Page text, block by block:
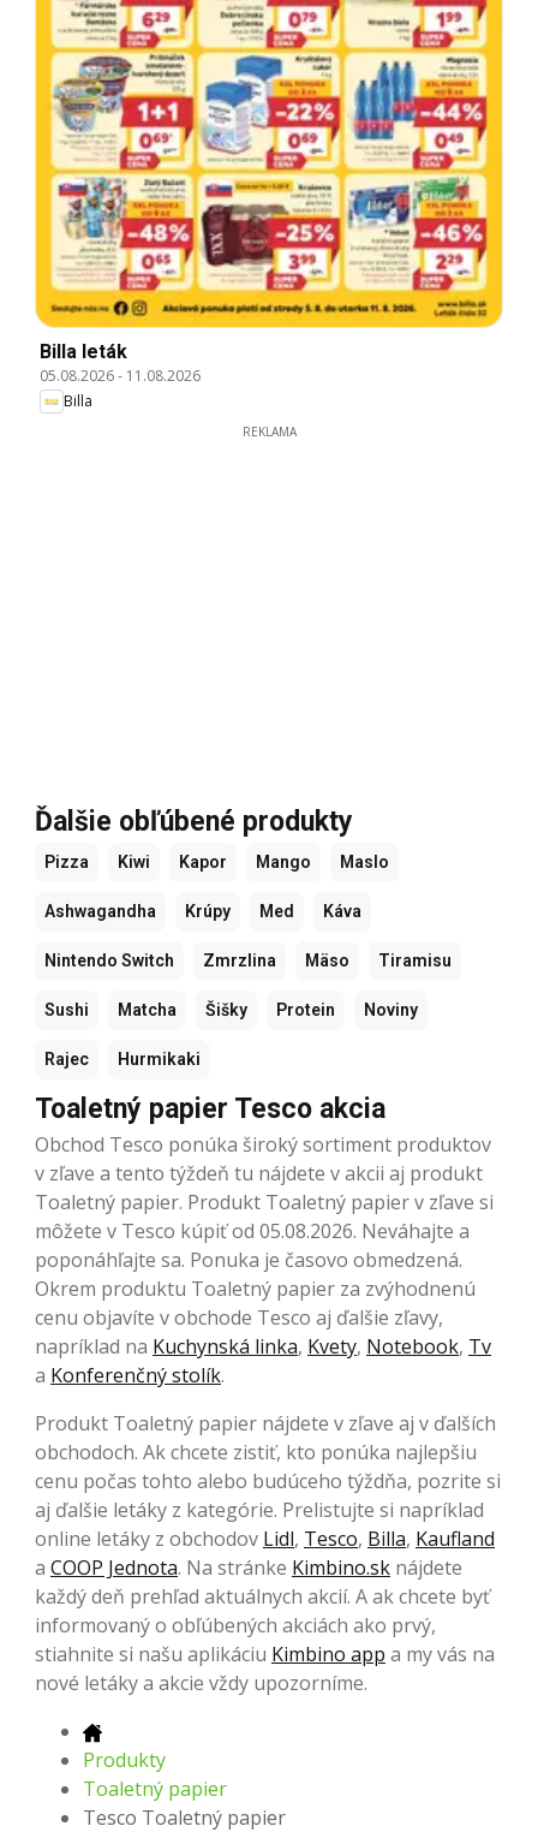
Billa leták
05.08.2026- 11.08.2026
Billa
REKLAMA
Ďalšie obľúbené produkty
Pizza Kiwi Kapor Mango Maslo
Ashwagandha Krúpy Med Káva
Nintendo Switch Zmrzlina Mäso Tiramisu
Sushi Matcha Šišky Protein Noviny
Rajec Hurmikaki
Toaletný papier Tesco akcia
Obchod Tesco ponúka široký sortiment produktov
v zľave a tento týždeň tu nájdete v akcii aj produkt
Toaletný papier. Produkt Toaletný papier v zľave si
môžete v Tesco kúpiť od 05.08.2026. Neváhajte a
poponáhľajte sa. Ponuka je časovo obmedzená.
Okrem produktu Toaletný papier za zvýhodnenú
cenu objavíte v obchode Tesco aj ďalšie zľavy,
napríklad na Kuchynská linka, Kvety, Notebook, Tv
a Konferenčný stolík.
Produkt Toaletný papier nájdete v zľave aj v ďalších
obchodoch. Ak chcete zistiť, kto ponúka najlepšiu
cenu počas tohto alebo budúceho týždňa, pozrite si
aj ďalšie letáky z kategórie. Prelistujte si napríklad
online letáky z obchodov Lidl, Tesco, Billa, Kaufland
a COOP Jednota. Na stránke Kimbino.sk nájdete
každý deň prehľad aktuálnych akcií. A ak chcete byť
informovaný o obľúbených akciách ako prvý,
stiahnite si našu aplikáciu Kimbino app a my vás na
nové letáky a akcie vždy upozorníme.
Produkty
Toaletný papier
Tesco Toaletný papier